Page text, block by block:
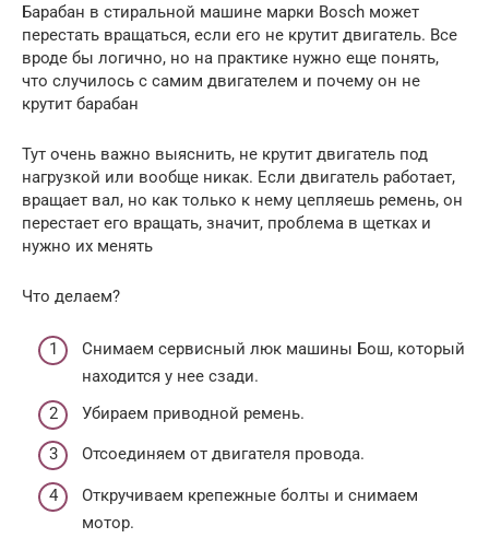
Барабан в стиральной машине марки Bosch может
перестать вращаться, если его не крутит двигатель. Все
вроде бы логично, но на практике нужно еще понять,
что случилось с самим двигателем и почему он не
крутит барабан
Тут очень важно выяснить, не крутит двигатель под
нагрузкой или вообще никак. Если двигатель работает,
вращает вал, но как только к нему цепляешь ремень, он
перестает его вращать, значит, проблема в щетках и
нужно их менять
Что делаем?
Снимаем сервисный люк машины Бош, который
находится у нее сзади.
Убираем приводной ремень.
Отсоединяем от двигателя провода.
Откручиваем крепежные болты и снимаем
мотор.